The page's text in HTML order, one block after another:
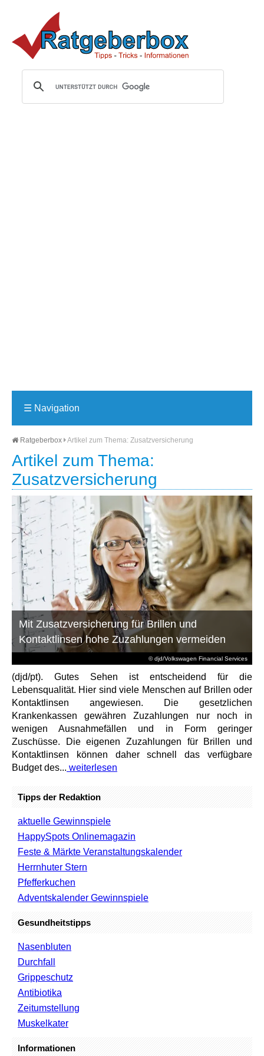
☰ Navigation
Ratgeberbox Artikel zum Thema: Zusatzversicherung
Artikel zum Thema:
Zusatzversicherung
© djd/Volkswagen Financial Services
Mit Zusatzversicherung für Brillen und
Kontaktlinsen hohe Zuzahlungen vermeiden
(djd/pt). Gutes Sehen ist entscheidend für die
Lebensqualität. Hier sind viele Menschen auf Brillen oder
Kontaktlinsen angewiesen. Die gesetzlichen
Krankenkassen gewähren Zuzahlungen nur noch in
wenigen Ausnahmefällen und in Form geringer
Zuschüsse. Die eigenen Zuzahlungen für Brillen und
Kontaktlinsen können daher schnell das verfügbare
Budget des... weiterlesen
Tipps der Redaktion
aktuelle Gewinnspiele
HappySpots Onlinemagazin
Feste & Märkte Veranstaltungskalender
Herrnhuter Stern
Pfefferkuchen
Adventskalender Gewinnspiele
Gesundheitstipps
Nasenbluten
Durchfall
Grippeschutz
Antibiotika
Zeitumstellung
Muskelkater
Informationen